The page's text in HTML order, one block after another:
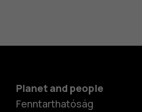
Planet and people
Fenntarthatóság